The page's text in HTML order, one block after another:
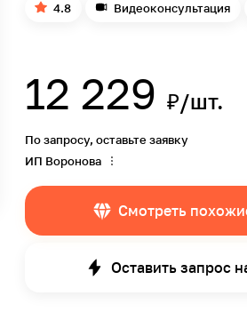
4.8 Видеоконсультация
12 229 ₽/шт.
По запросу, оставьте заявку
ИП Воронова
Смотреть
Оставить запрос